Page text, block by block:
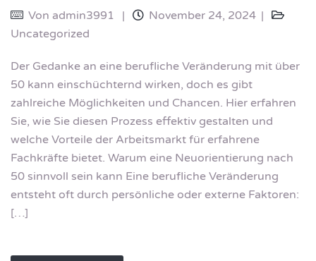
Von admin3991
November 24, 2024
Uncategorized
Der Gedanke an eine berufliche Veränderung mit über
50 kann einschüchternd wirken, doch es gibt
zahlreiche Möglichkeiten und Chancen. Hier erfahren
Sie, wie Sie diesen Prozess effektiv gestalten und
welche Vorteile der Arbeitsmarkt für erfahrene
Fachkräfte bietet. Warum eine Neuorientierung nach
50 sinnvoll sein kann Eine berufliche Veränderung
entsteht oft durch persönliche oder externe Faktoren:
[…]